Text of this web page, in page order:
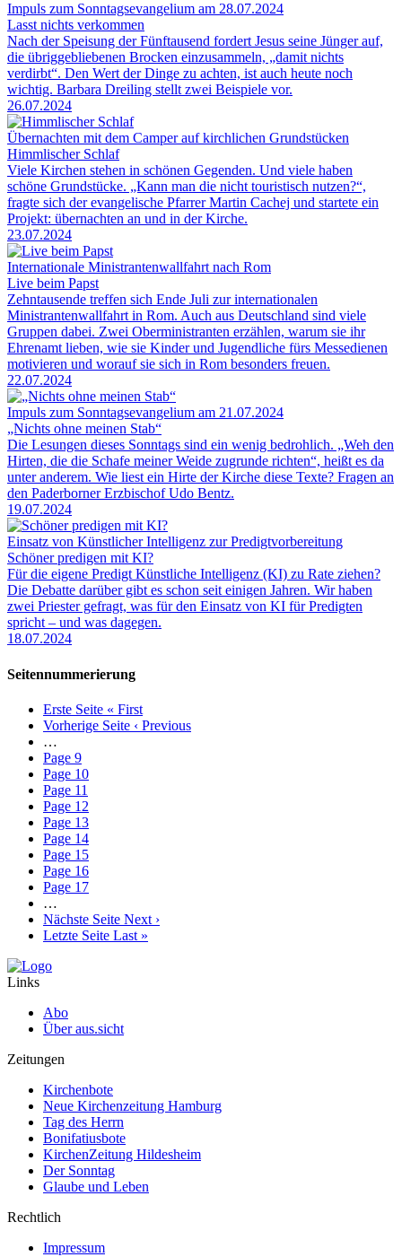
Impuls zum Sonntagsevangelium am 28.07.2024
Lasst nichts verkommen
Nach der Speisung der Fünftausend fordert Jesus seine Jünger auf,
die übriggebliebenen Brocken einzusammeln, „damit nichts
verdirbt“. Den Wert der Dinge zu achten, ist auch heute noch
wichtig. Barbara Dreiling stellt zwei Beispiele vor.
26.07.2024
Übernachten mit dem Camper auf kirchlichen Grundstücken
Himmlischer Schlaf
Viele Kirchen stehen in schönen Gegenden. Und viele haben
schöne Grundstücke. „Kann man die nicht touristisch nutzen?“,
fragte sich der evangelische Pfarrer Martin Cachej und startete ein
Projekt: übernachten an und in der Kirche.
23.07.2024
Internationale Ministrantenwallfahrt nach Rom
Live beim Papst
Zehntausende treffen sich Ende Juli zur internationalen
Ministrantenwallfahrt in Rom. Auch aus Deutschland sind viele
Gruppen dabei. Zwei Oberministranten erzählen, warum sie ihr
Ehrenamt lieben, wie sie Kinder und Jugendliche fürs Messedienen
motivieren und worauf sie sich in Rom besonders freuen.
22.07.2024
Impuls zum Sonntagsevangelium am 21.07.2024
„Nichts ohne meinen Stab“
Die Lesungen dieses Sonntags sind ein wenig bedrohlich. „Weh den
Hirten, die die Schafe meiner Weide zugrunde richten“, heißt es da
unter anderem. Wie liest ein Hirte der Kirche diese Texte? Fragen an
den Paderborner Erzbischof Udo Bentz.
19.07.2024
Einsatz von Künstlicher Intelligenz zur Predigtvorbereitung
Schöner predigen mit KI?
Für die eigene Predigt Künstliche Intelligenz (KI) zu Rate ziehen?
Die Debatte darüber gibt es schon seit einigen Jahren. Wir haben
zwei Priester gefragt, was für den Einsatz von KI für Predigten
spricht – und was dagegen.
18.07.2024
Seitennummerierung
Erste Seite « First
Vorherige Seite ‹ Previous
…
Page 9
Page 10
Page 11
Page 12
Page 13
Page 14
Page 15
Page 16
Page 17
…
Nächste Seite Next ›
Letzte Seite Last »
Links
Abo
Über aus.sicht
Zeitungen
Kirchenbote
Neue Kirchenzeitung Hamburg
Tag des Herrn
Bonifatiusbote
KirchenZeitung Hildesheim
Der Sonntag
Glaube und Leben
Rechtlich
Impressum